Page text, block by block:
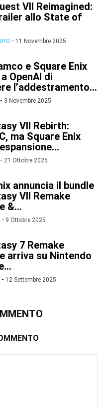
VII Reimagined:
allo State of
- 11 Novembre 2025
e Square Enix
OpenAI di
l’addestramento...
- 3 Novembre 2025
VII Rebirth:
ma Square Enix
- 21 Ottobre 2025
annuncia il bundle
VII Remake
&...
- 9 Ottobre 2025
7 Remake
arriva su Nintendo
- 12 Settembre 2025